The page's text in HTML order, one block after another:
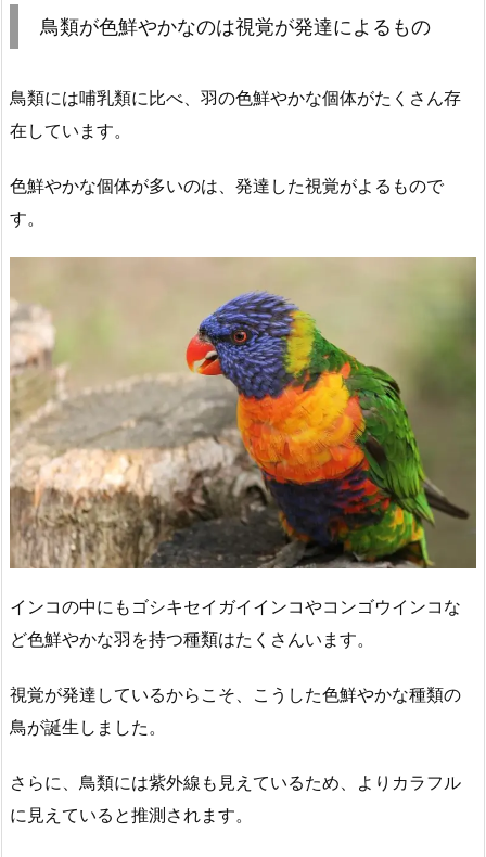
鳥類が色鮮やかなのは視覚が発達によるもの
鳥類には哺乳類に比べ、羽の色鮮やかな個体がたくさん存
在しています。
色鮮やかな個体が多いのは、発達した視覚がよるもので
す。
インコの中にもゴシキセイガイインコやコンゴウインコな
ど色鮮やかな羽を持つ種類はたくさんいます。
視覚が発達しているからこそ、こうした色鮮やかな種類の
鳥が誕生しました。
さらに、鳥類には紫外線も見えているため、よりカラフル
に見えていると推測されます。